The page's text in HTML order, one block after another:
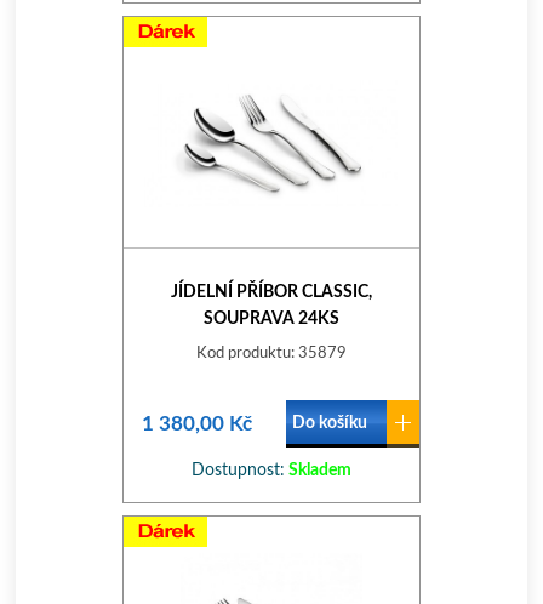
JÍDELNÍ PŘÍBOR CLASSIC,
SOUPRAVA 24KS
Kod produktu: 35879
1 380,00 Kč Do košíku
Dostupnost: Skladem